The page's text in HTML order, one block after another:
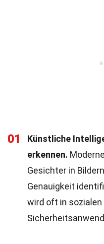
01
Künstliche
erkennen.
Gesichter in
Genauigkeit
wird oft in sozialen